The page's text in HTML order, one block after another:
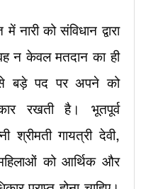
नारी को संविधान द्वारा
न केवल मतदान का ही
बड़े पद पर अपने को
रखती है। भूतपूर्व
श्रीमती गायत्री देवी,
को आर्थिक और